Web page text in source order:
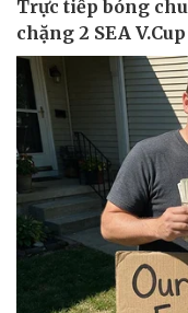
Doanh nghiệp
Thông tin doanh nghiệp
Doanh nghiệp 24h
Doanh nhân
Vì cộng đồng